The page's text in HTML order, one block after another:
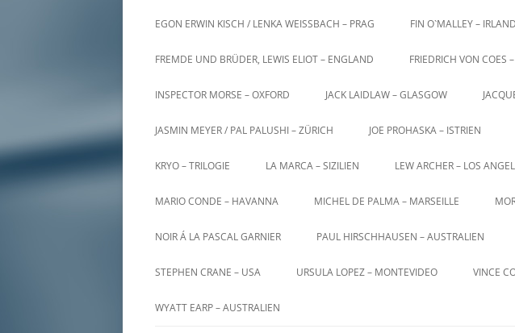
EGON ERWIN KISCH / LENKA WEISSBACH – PRAG FIN O`MALLEY – IRLAND
FREMDE UND BRÜDER, LEWIS ELIOT – ENGLAND FRIEDRICH VON COES
INSPECTOR MORSE – OXFORD JACK LAIDLAW – GLASGOW
JASMIN MEYER / PAL PALUSHI – ZÜRICH JOE PROHASKA – ISTRIEN
KRYO – TRILOGIE LA MARCA – SIZILIEN LEW ARCHER – LOS
MARIO CONDE – HAVANNA MICHEL DE PALMA – MARSEILLE
NOIR Á LA PASCAL GARNIER PAUL HIRSCHHAUSEN – AUSTRALIEN
STEPHEN CRANE – USA URSULA LOPEZ – MONTEVIDEO VINCE
WYATT EARP – AUSTRALIEN